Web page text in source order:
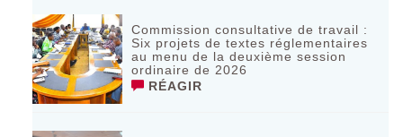
Commission consultative de travail :
Six projets de textes réglementaires
au menu de la deuxième session
ordinaire de 2026
RÉAGIR